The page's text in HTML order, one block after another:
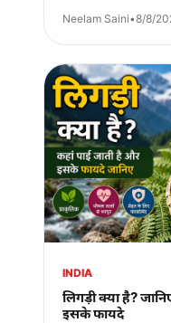
Neelam Saini•8/8/
INDIA
लिगड़ी क्या है?
इसके फायदे